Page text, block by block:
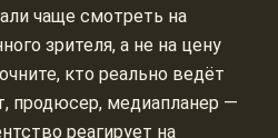
чаще смотреть на
зрителя, а не на цену
кто реально ведёт
продюсер, медиапланер —
реагирует на